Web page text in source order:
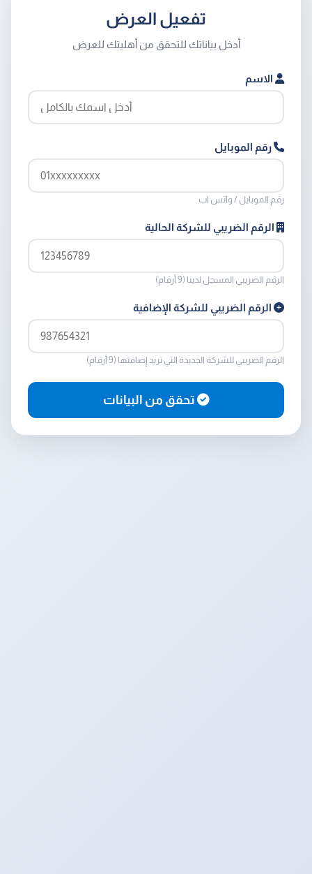
تفعيل العرض
أدخل بياناتك للتحقق من أهليتك للعرض
الاسم
رقم الموبايل
رقم الموبايل / واتس اب
الرقم الضريبي للشركة الحالية
الرقم الضريبي المسجل لدينا (9 أرقام)
الرقم الضريبي للشركة الإضافية
الرقم الضريبي للشركة الجديدة التي تريد إضافتها (9 أرقام)